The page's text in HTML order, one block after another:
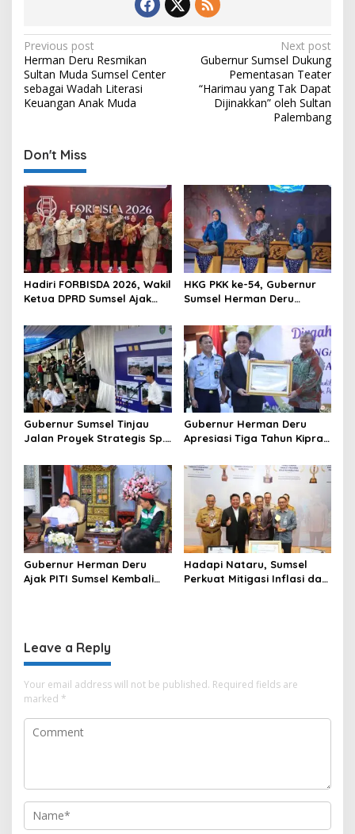
P
o
s
a
v
i
g
a
t
i
n
Previous post
Herman Deru Resmikan
Sultan Muda Sumsel Center
sebagai Wadah Literasi
Keuangan Anak Muda
Next post
Gubernur Sumsel Dukung
Pementasan Teater
“Harimau yang Tak Dapat
Dijinakkan” oleh Sultan
Palembang
Don't Miss
Hadiri FORBISDA 2026, Wakil
Ketua DPRD Sumsel Ajak
Kekuatan Ekonomi Baru
HKG PKK ke-54, Gubernur
Sumsel Herman Deru
dan Penguatan Peran
Perempuan
Gubernur Sumsel Tinjau
Jalan Proyek Strategis Sp.
Desa Keman OKI
Gubernur Herman Deru
Apresiasi Tiga Tahun Kiprah
Pilar Keadilan Tata Usaha
Negara
Gubernur Herman Deru
Ajak PITI Sumsel Kembali
Hadapi Nataru, Sumsel
Perkuat Mitigasi Inflasi dan
Leave a Reply
Your email address will not be published. Required fields are
marked *